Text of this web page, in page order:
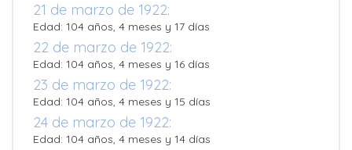
21 de marzo de 1922:
Edad: 104 años, 4 meses y 17 días
22 de marzo de 1922:
Edad: 104 años, 4 meses y 16 días
23 de marzo de 1922:
Edad: 104 años, 4 meses y 15 días
24 de marzo de 1922:
Edad: 104 años, 4 meses y 14 días